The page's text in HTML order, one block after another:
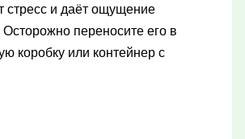
стресс и даёт ощущение
Осторожно переносите его в
коробку или контейнер с